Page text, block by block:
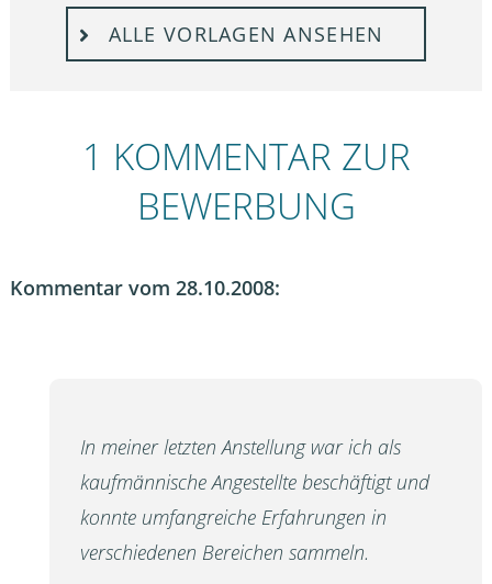
ALLE VORLAGEN ANSEHEN
1 KOMMENTAR ZUR
BEWERBUNG
Kommentar vom 28.10.2008:
In meiner letzten Anstellung war ich als
kaufmännische Angestellte beschäftigt und
konnte umfangreiche Erfahrungen in
verschiedenen Bereichen sammeln.